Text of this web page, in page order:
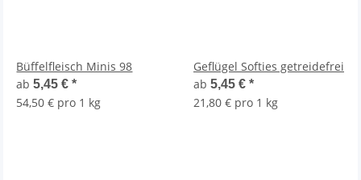
Büffelfleisch Minis 98
ab5,45 €*
54,50 € pro 1 kg
Geflügel Softies getreidefrei
ab 5,45 € *
21,80 € pro 1 kg